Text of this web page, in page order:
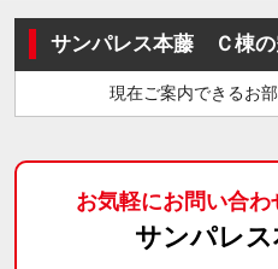
サンパレス本藤 Ｃ棟の
現在ご案内できるお
お気軽にお問い合わ
サンパレ